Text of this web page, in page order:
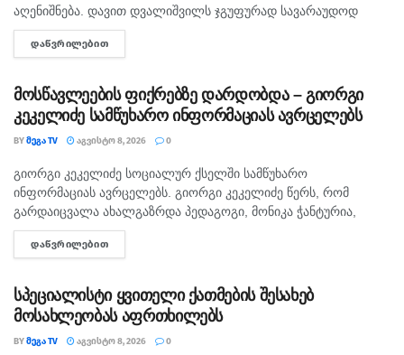
აღენიშნება. დავით დვალიშვილს ჯგუფურად სავარაუდოდ
ხუთამდე მოზარდი გუშინ გაუსწორდა. ჯერ-ჯერობით
თავდამსხმელების დაკავების შესახებ ინფორმაცია არ
სამეთვალყურეო...
ᲓᲐᲬᲕᲠᲘᲚᲔᲑᲘᲗ
მოსწავლეების ფიქრებზე დარდობდა – გიორგი
კეკელიძე სამწუხარო ინფორმაციას ავრცელებს
BYᲛᲔᲒᲐ TV ᲐᲒᲕᲘᲡᲢᲝ 8, 2026 0
ᲛᲗᲐᲕᲐᲠᲘ
გიორგი კეკელიძე სოციალურ ქსელში სამწუხარო
ინფორმაციას ავრცელებს. გიორგი კეკელიძე წერს, რომ
გარდაიცვალა ახალგაზრდა პედაგოგი, მონიკა ჭანტურია,
რომელიც თავისი მოსწავლეების მიმართ განსაკუთრებული
სიყვარულით გამოირჩეოდა. „არასდროს მგონებია, რომ აქ,
ᲓᲐᲬᲕᲠᲘᲚᲔᲑᲘᲗ
სპეციალისტი ყვითელი ქათმების შესახებ
მოსახლეობას აფრთხილებს
BYᲛᲔᲒᲐ TV ᲐᲒᲕᲘᲡᲢᲝ 8, 2026 0